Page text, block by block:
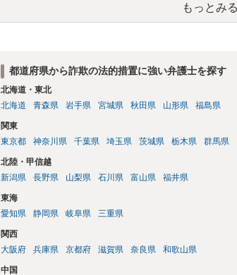
もっとみる
都道府県から詐欺の法的措置に強い弁護士を探す
北海道・東北
北海道
青森県 岩手県 宮城県 秋田県 山形県 福島県
関東
東京都
神奈川県 千葉県 埼玉県 茨城県 栃木県 群馬県
北陸・甲信越
新潟県
長野県 山梨県 石川県 富山県 福井県
東海
愛知県
静岡県 岐阜県 三重県
関西
大阪府
兵庫県 京都府 滋賀県 奈良県 和歌山県
中国